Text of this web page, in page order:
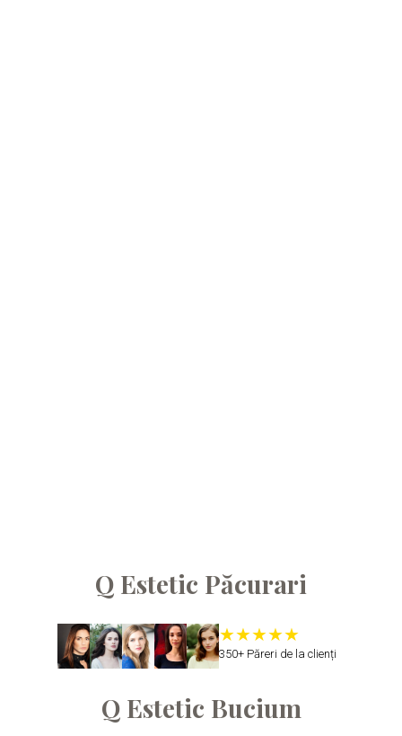
Q Estetic Păcurari
350+ Păreri de la clienți
Q Estetic Bucium